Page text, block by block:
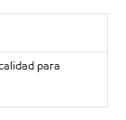
para